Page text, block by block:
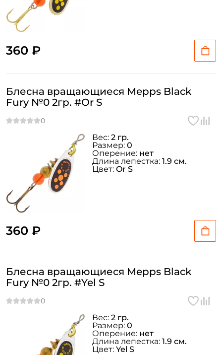
360 ₽
Блесна вращающиеся Mepps Black
Fury №0 2гр. #Or S
360 ₽
Вес: 2 гр.
Размер: 0
Оперение: нет
Длина лепестка: 1.9 см.
Цвет: Or S
Блесна вращающиеся Mepps Black
Fury №0 2гр. #Yel S
Вес: 2 гр.
Размер: 0
Оперение: нет
Длина лепестка: 1.9 см.
Цвет: Yel S